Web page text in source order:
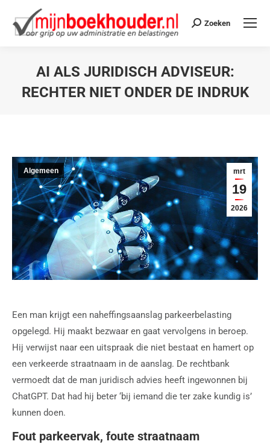
Zoeken
AI ALS JURIDISCH ADVISEUR:
RECHTER NIET ONDER DE INDRUK
mrt
19
2026
Algemeen
Een man krijgt een naheffingsaanslag parkeerbelasting
opgelegd. Hij maakt bezwaar en gaat vervolgens in beroep.
Hij verwijst naar een uitspraak die niet bestaat en hamert op
een verkeerde straatnaam in de aanslag. De rechtbank
vermoedt dat de man juridisch advies heeft ingewonnen bij
ChatGPT. Dat had hij beter ‘bij iemand die ter zake kundig is’
kunnen doen.
Fout parkeervak, foute straatnaam